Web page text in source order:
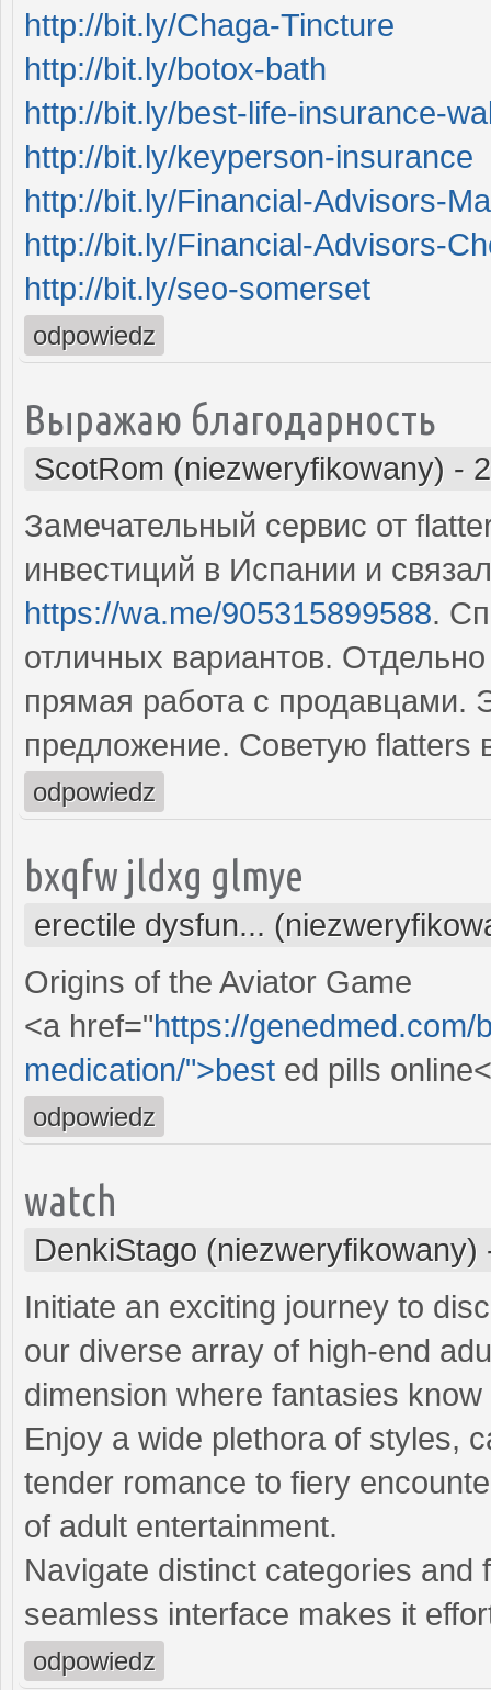
http://bit.ly/Chaga-Tincture
http://bit.ly/botox-bath
http://bit.ly/best-life-insurance-
http://bit.ly/keyperson-insurance
http://bit.ly/Financial-Advisors-
http://bit.ly/Financial-Advisors-
http://bit.ly/seo-somerset
odpowiedz
Выражаю благодарность
ScotRom (niezweryfikowany) -
Замечательный сервис от
инвестиций в Испании и
https://wa.me/905315899588.
отличных вариантов.
прямая работа с продавцами.
предложение. Советую flatters
odpowiedz
bxqfw jldxg glmye
erectile dysfun...
Origins of the Aviator Game
<a href="https://
medication/">best ed pills
odpowiedz
watch
DenkiStago (niezweryfikowany)
Initiate an exciting journey to
our diverse array of high-end
dimension where fantasies
Enjoy a wide plethora of styles,
tender romance to fiery
of adult entertainment.
Navigate distinct categories
seamless interface makes it
odpowiedz